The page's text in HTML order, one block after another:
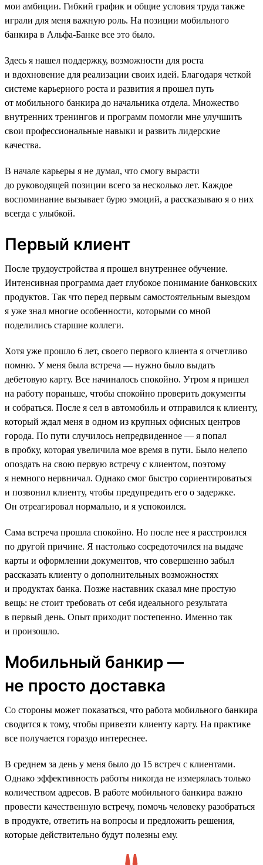
мои амбиции. Гибкий график и общие условия труда также
играли для меня важную роль. На позиции мобильного
банкира в Альфа-Банке все это было.
Здесь я нашел поддержку, возможности для роста
и вдохновение для реализации своих идей. Благодаря четкой
системе карьерного роста и развития я прошел путь
от мобильного банкира до начальника отдела. Множество
внутренних тренингов и программ помогли мне улучшить
свои профессиональные навыки и развить лидерские
качества.
В начале карьеры я не думал, что смогу вырасти
до руководящей позиции всего за несколько лет. Каждое
воспоминание вызывает бурю эмоций, а рассказываю я о них
всегда с улыбкой.
Первый клиент
После трудоустройства я прошел внутреннее обучение.
Интенсивная программа дает глубокое понимание банковских
продуктов. Так что перед первым самостоятельным выездом
я уже знал многие особенности, которыми со мной
поделились старшие коллеги.
Хотя уже прошло 6 лет, своего первого клиента я отчетливо
помню. У меня была встреча — нужно было выдать
дебетовую карту. Все начиналось спокойно. Утром я пришел
на работу пораньше, чтобы спокойно проверить документы
и собраться. После я сел в автомобиль и отправился к клиенту,
который ждал меня в одном из крупных офисных центров
города. По пути случилось непредвиденное — я попал
в пробку, которая увеличила мое время в пути. Было нелепо
опоздать на свою первую встречу с клиентом, поэтому
я немного нервничал. Однако смог быстро сориентироваться
и позвонил клиенту, чтобы предупредить его о задержке.
Он отреагировал нормально, и я успокоился.
Сама встреча прошла спокойно. Но после нее я расстроился
по другой причине. Я настолько сосредоточился на выдаче
карты и оформлении документов, что совершенно забыл
рассказать клиенту о дополнительных возможностях
и продуктах банка. Позже наставник сказал мне простую
вещь: не стоит требовать от себя идеального результата
в первый день. Опыт приходит постепенно. Именно так
и произошло.
Мобильный банкир —
не просто доставка
Со стороны может показаться, что работа мобильного банкира
сводится к тому, чтобы привезти клиенту карту. На практике
все получается гораздо интереснее.
В среднем за день у меня было до 15 встреч с клиентами.
Однако эффективность работы никогда не измерялась только
количеством адресов. В работе мобильного банкира важно
провести качественную встречу, помочь человеку разобраться
в продукте, ответить на вопросы и предложить решения,
которые действительно будут полезны ему.